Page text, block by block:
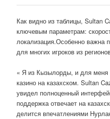
Как видно из таблицы, Sultan
ключевым параметрам:
локализация.Особенно важна
для многих игроков из
« Я из Кызылорды, и для меня
казино на казахском. Sultan
увидел полноценный
поддержка отвечает на
делится впечатлениями